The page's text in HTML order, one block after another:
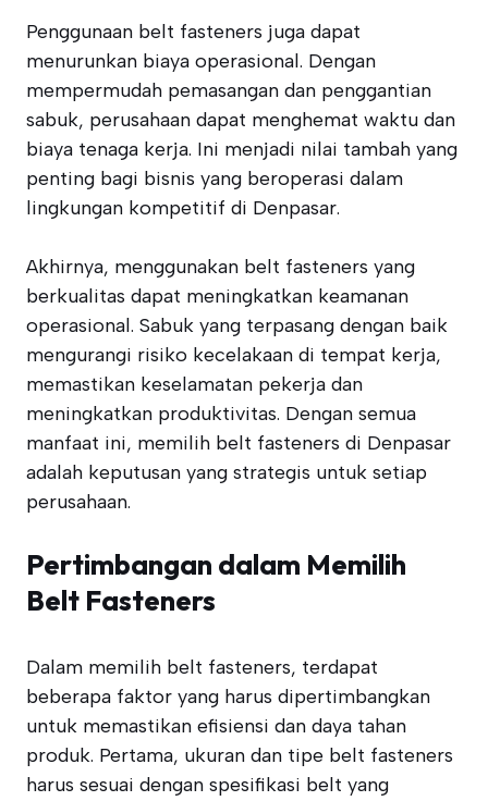
Penggunaan belt fasteners juga dapat
menurunkan biaya operasional. Dengan
mempermudah pemasangan dan penggantian
sabuk, perusahaan dapat menghemat waktu dan
biaya tenaga kerja. Ini menjadi nilai tambah yang
penting bagi bisnis yang beroperasi dalam
lingkungan kompetitif di Denpasar.
Akhirnya, menggunakan belt fasteners yang
berkualitas dapat meningkatkan keamanan
operasional. Sabuk yang terpasang dengan baik
mengurangi risiko kecelakaan di tempat kerja,
memastikan keselamatan pekerja dan
meningkatkan produktivitas. Dengan semua
manfaat ini, memilih belt fasteners di Denpasar
adalah keputusan yang strategis untuk setiap
perusahaan.
Pertimbangan dalam Memilih
Belt Fasteners
Dalam memilih belt fasteners, terdapat
beberapa faktor yang harus dipertimbangkan
untuk memastikan efisiensi dan daya tahan
produk. Pertama, ukuran dan tipe belt fasteners
harus sesuai dengan spesifikasi belt yang